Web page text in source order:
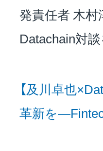
サステナ
投資家情報
発責任者 木村
Datachain対
【及川卓也
革新を